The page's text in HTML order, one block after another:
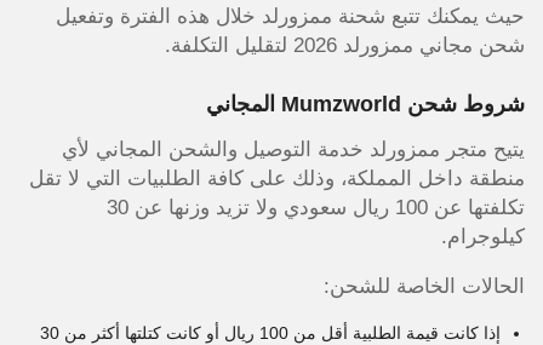
حيث يمكنك تتبع شحنة ممزورلد خلال هذه الفترة وتفعيل
شحن مجاني ممزورلد 2026 لتقليل التكلفة.
شروط شحن Mumzworld المجاني
يتيح متجر ممزورلد خدمة التوصيل والشحن المجاني لأي
منطقة داخل المملكة، وذلك على كافة الطلبيات التي لا تقل
تكلفتها عن 100 ريال سعودي ولا تزيد وزنها عن 30
كيلوجرام.
الحالات الخاصة للشحن:
إذا كانت قيمة الطلبية أقل من 100 ريال أو كانت كتلتها أكثر من 30